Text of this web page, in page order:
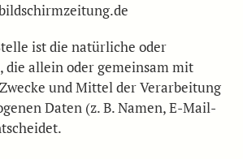
ist die natürliche oder
die allein oder gemeinsam mit
und Mittel der Verarbeitung
Daten (z. B. Namen, E-Mail-